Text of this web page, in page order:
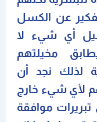
عن الكسل
أي شيء لا
مخيلتهم
لذلك نجد أن
لأي شيء خارج
موافقة